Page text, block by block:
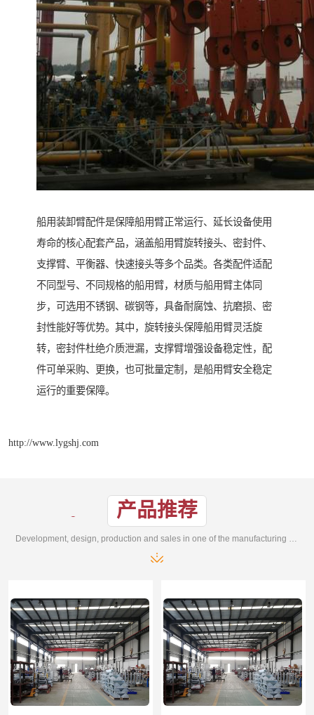
船用装卸臂配件是保障船用臂正常运行、延长设备使用
寿命的核心配套产品，涵盖船用臂旋转接头、密封件、
支撑臂、平衡器、快速接头等多个品类。各类配件适配
不同型号、不同规格的船用臂，材质与船用臂主体同
步，可选用不锈钢、碳钢等，具备耐腐蚀、抗磨损、密
封性能好等优势。其中，旋转接头保障船用臂灵活旋
转，密封件杜绝介质泄漏，支撑臂增强设备稳定性，配
件可单采购、更换，也可批量定制，是船用臂安全稳定
运行的重要保障。
http://www.lygshj.com
产品推荐
Development, design, production and sales in one of the manufacturing enterprises